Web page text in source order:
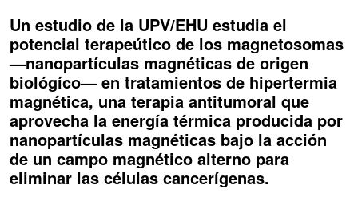
Un estudio de la UPV/EHU estudia el
potencial terapeútico de los magnetosomas
—nanopartículas magnéticas de origen
biológíco— en tratamientos de hipertermia
magnética, una terapia antitumoral que
aprovecha la energía térmica producida por
nanopartículas magnéticas bajo la acción
de un campo magnético alterno para
eliminar las células cancerígenas.